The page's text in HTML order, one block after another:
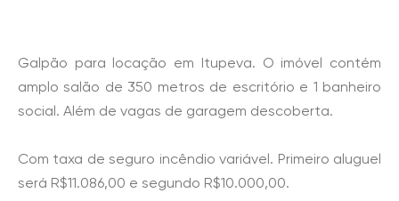
Galpão para locação em Itupeva. O imóvel contém
amplo salão de 350 metros de escritório e 1 banheiro
social. Além de vagas de garagem descoberta.
Com taxa de seguro incêndio variável. Primeiro aluguel
será R$11.086,00 e segundo R$10.000,00.